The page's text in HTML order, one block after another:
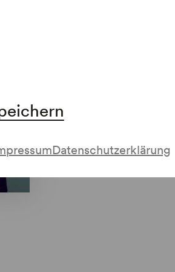
Datenschutzerklärung
Abos